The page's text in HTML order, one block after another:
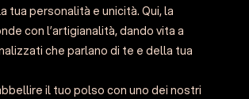
tua personalità e unicità. Qui, la
con l’artigianalità, dando vita a
che parlano di te e della tua
il tuo polso con uno dei nostri